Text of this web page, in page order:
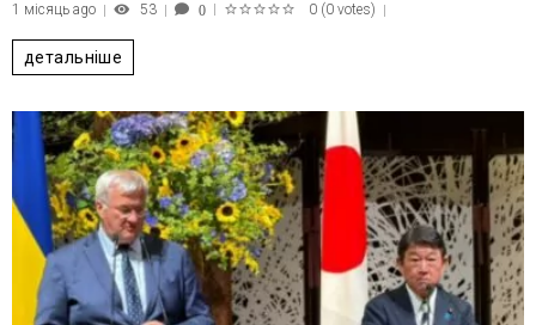
1 місяць ago
53 0 0 (0 votes)
детальніше